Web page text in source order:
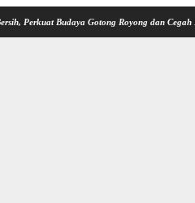
Budaya Gotong Royong dan Cegah Penyakit